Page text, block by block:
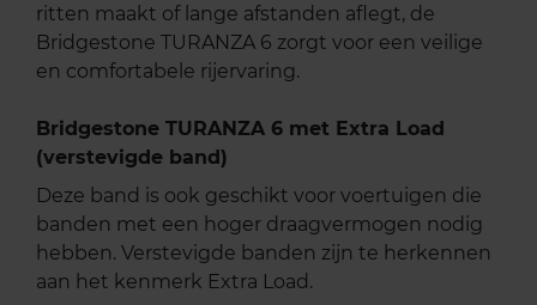
ritten maakt of lange afstanden aflegt, de
Bridgestone TURANZA 6 zorgt voor een veilige
en comfortabele rijervaring.
Bridgestone TURANZA 6 met Extra Load
(verstevigde band)
Deze band is ook geschikt voor voertuigen die
banden met een hoger draagvermogen nodig
hebben. Verstevigde banden zijn te herkennen
aan het kenmerk Extra Load.